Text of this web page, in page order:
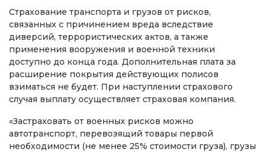
Страхование транспорта и грузов от рисков,
связанных с причинением вреда вследствие
диверсий, террористических актов, а также
применения вооружения и военной техники
доступно до конца года. Дополнительная плата за
расширение покрытия действующих полисов
взиматься не будет. При наступлении страхового
случая выплату осуществляет страховая компания.
«Застраховать от военных рисков можно
автотранспорт, перевозящий товары первой
необходимости (не менее 25% стоимости груза), грузы